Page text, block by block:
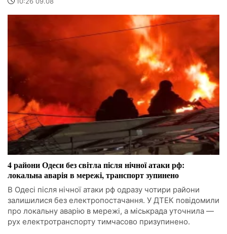
4 райони Одеси без світла після нічної атаки рф:
локальна аварія в мережі, транспорт зупинено
В Одесі після нічної атаки рф одразу чотири райони
залишилися без електропостачання. У ДТЕК повідомили
про локальну аварію в мережі, а міськрада уточнила —
рух електротранспорту тимчасово призупинено.